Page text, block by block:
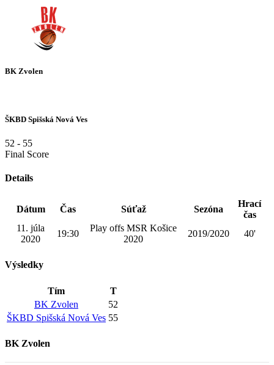
BK Zvolen
ŠKBD Spišská Nová Ves
52 - 55
Final Score
Details
Dátum Čas Súťaž Sezóna
Hrací
čas
11. júla
2020
19:30
Play offs MSR Košice
2020
2019/2020 40'
Výsledky
Tím
T
BK Zvolen
52
ŠKBD Spišská Nová Ves 55
BK Zvolen